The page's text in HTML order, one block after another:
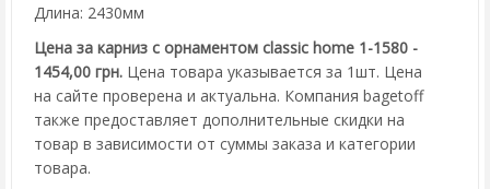
Длина: 2430мм
Цена за карниз с орнаментом classic home 1-1580 -
1454,00 грн. Цена товара указывается за 1шт. Цена
на сайте проверена и актуальна. Компания bagetoff
также предоставляет дополнительные скидки на
товар в зависимости от суммы заказа и категории
товара.